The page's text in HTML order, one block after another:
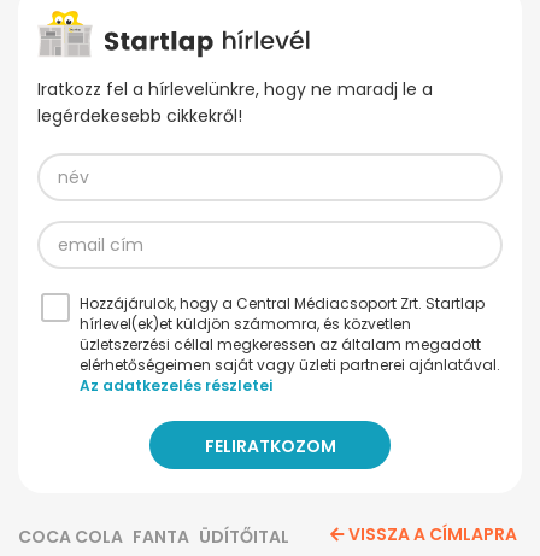
Iratkozz fel a hírlevelünkre, hogy ne maradj le a
legérdekesebb cikkekről!
Hozzájárulok, hogy a Central Médiacsoport Zrt. Startlap
hírlevel(ek)et küldjön számomra, és közvetlen
üzletszerzési céllal megkeressen az általam megadott
elérhetőségeimen saját vagy üzleti partnerei ajánlatával.
Az adatkezelés részletei
COCA COLA FANTA ÜDÍTŐITAL VISSZA A CÍMLAPRA